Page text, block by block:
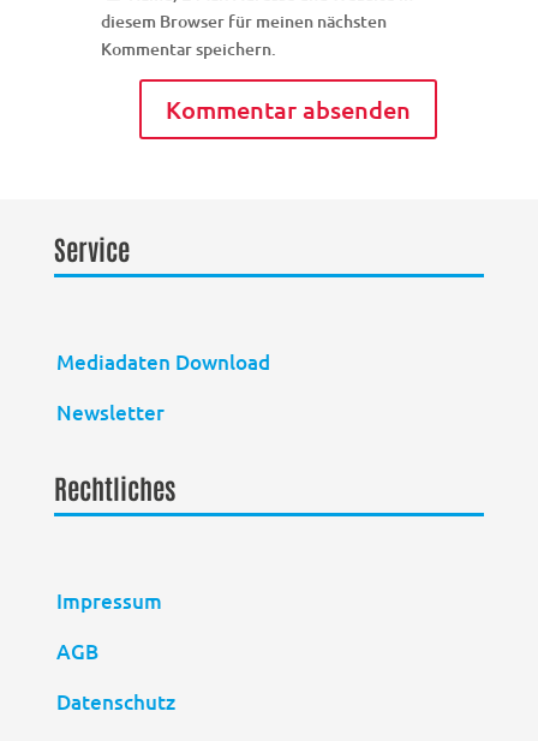
diesem Browser für meinen nächsten
Kommentar speichern.
Service
Mediadaten Download
Newsletter
Rechtliches
Impressum
AGB
Datenschutz